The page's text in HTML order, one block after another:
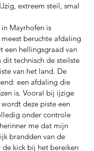
IJzig, extreem steil, smal
Mayrhofen is
beruchte afdaling
een hellingsgraad van
dit technisch de steilste
van het land. De
een afdaling die
is. Vooral bij ijzige
deze piste een
onder controle
me dat mijn
brandden van de
de kick bij het bereiken